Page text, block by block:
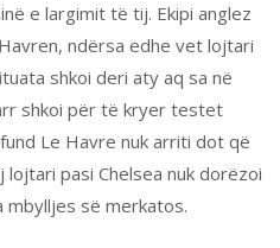
e largimit të tij. Ekipi anglez
ndërsa edhe vet lojtari
shkoi deri aty aq sa në
shkoi për të kryer testet
Le Havre nuk arriti dot që
pasi Chelsea nuk dorëzoi
së merkatos.